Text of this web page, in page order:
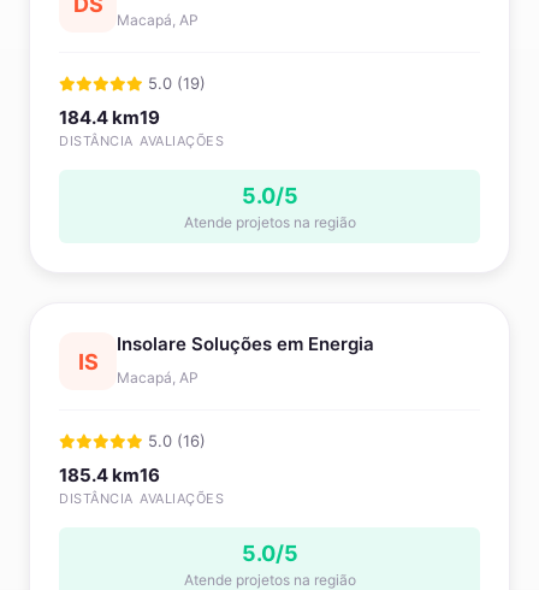
Macapá, AP
5.0 (19)
184.4 km
DISTÂNCIA
19
AVALIAÇÕES
5.0/5
Atende projetos na região
IS
Insolare Soluções em Energia
Macapá, AP
5.0 (16)
185.4 km
DISTÂNCIA
16
AVALIAÇÕES
5.0/5
Atende projetos na região